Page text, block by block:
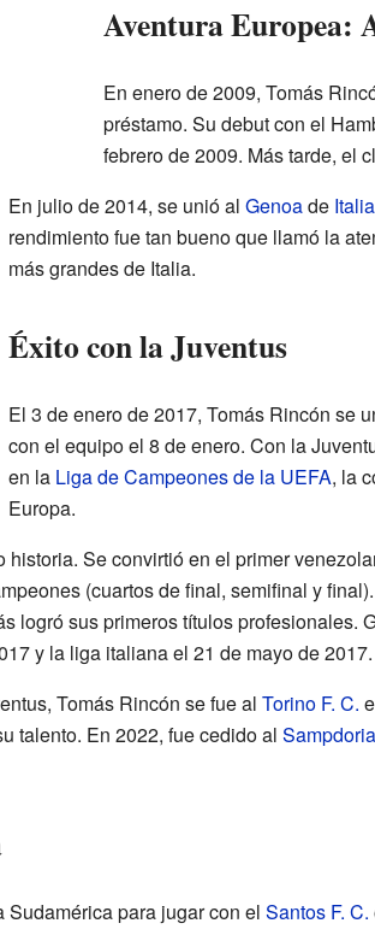
Aventura Europea:
En enero de 2009, Tomás
préstamo. Su debut con el
febrero de 2009. Más tarde, el
En julio de 2014, se unió al Genoade Italia
rendimiento fue tan bueno que llamó la
más grandes de Italia.
Éxito con la Juventus
El 3 de enero de 2017, Tomás Rincón se
con el equipo el 8 de enero. Con la
en la Liga de Campeones de la UEFA, la
Europa.
historia. Se convirtió en el primer
(cuartos de final, semifinal y
logró sus primeros títulos profesionales.
y la liga italiana el 21 de mayo de 2017.
Tomás Rincón se fue al Torino F. C.
talento. En 2022, fue cedido al Sampdoria
Sudamérica para jugar con el Santos F. C.